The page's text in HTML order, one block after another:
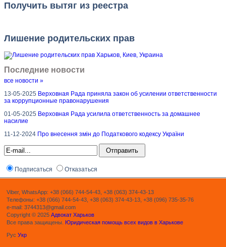
Получить вытяг из реестра
Лишение родительских прав
Последние новости
все новости »
13-05-2025 Верховная Рада приняла закон об усилении ответственности
за коррупционные правонарушения
01-05-2025 Верховная Рада усилила ответственность за домашнее
насилие
11-12-2024 Про внесення змін до Податкового кодексу України
Подписаться Отказаться
Viber, WhatsApp: +38 (066) 744-54-43, +38 (063) 374-43-13
Телефоны: +38 (066) 744-54-43, +38 (063) 374-43-13, +38 (096) 735-35-76
e-mail: 3744313@gmail.com
Copyright © 2025 Адвокат Харьков
Все права защищены. Юридическая помощь всех видов в Харькове
Рус Укр